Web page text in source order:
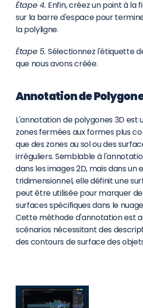
Étape 4. Enfin, créez un point à la
sur la barre d'espace pour
la polyligne.
Étape 5. Sélectionnez l'étiquette
que nous avons créée.
Annotation de
L'annotation de polygones 3D est
zones fermées aux formes plus
que des zones au sol ou des
irréguliers. Semblable à
dans les images 2D, mais dans un
tridimensionnel, elle définit une
peut être utilisée pour marquer
surfaces spécifiques dans le
Cette méthode d'annotation est
scénarios nécessitant des
des contours de surface des